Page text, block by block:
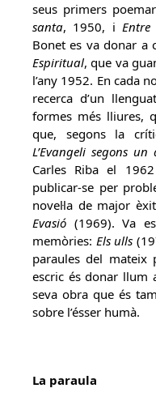
seus primers
santa, 1950, i
Bonet es va donar a
Espiritual, que va
l’any 1952. En cada
recerca d’un
formes més lliures,
que, segons la
L’Evangeli segons
Carles Riba el
publicar-se per
novel·la de major
Evasió (1969). Va
memòries: Els ulls
paraules del mateix
escric és donar llum
seva obra que és
sobre l’ésser humà.
La paraula